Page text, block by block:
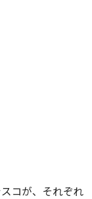
コが、それぞれ